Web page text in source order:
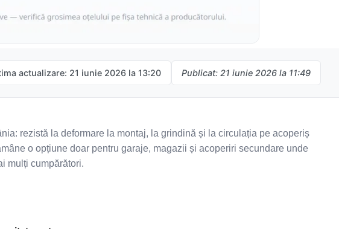
actualizare: 21 iunie 2026 la 13:20 Publicat: 21 iunie 2026 la 11:49
rezistă la deformare la montaj, la grindină și la circulația pe acoperiș
o opțiune doar pentru garaje, magazii și acoperiri secundare unde
mulți cumpărători.